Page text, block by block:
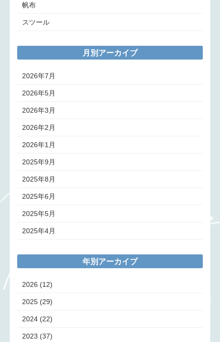
帆布
スツール
月別アーカイブ
2026年7月
2026年5月
2026年3月
2026年2月
2026年1月
2025年9月
2025年8月
2025年6月
2025年5月
2025年4月
年別アーカイブ
2026 (12)
2025 (29)
2024 (22)
2023 (37)